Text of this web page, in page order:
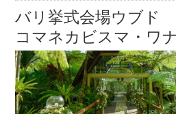
バリ挙式会場ウブド
コマネカビスマ・ワ